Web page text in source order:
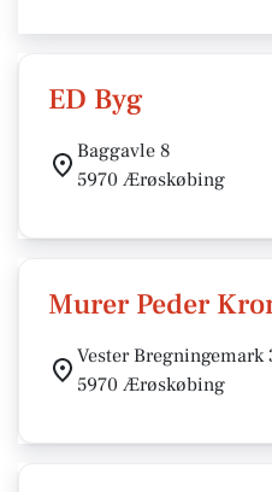
ED Byg
Baggavle 8
5970 Ærøskøbing
Murer Peder
Vester Bregningemark
5970 Ærøskøbing